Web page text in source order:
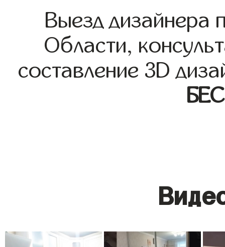
Выезд дизайнера
Области,
составление 3D